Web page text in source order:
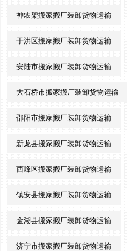
神农架搬家搬厂装卸货物运输
于洪区搬家搬厂装卸货物运输
安陆市搬家搬厂装卸货物运输
大石桥市搬家搬厂装卸货物运输
邵阳市搬家搬厂装卸货物运输
新龙县搬家搬厂装卸货物运输
西峰区搬家搬厂装卸货物运输
镇安县搬家搬厂装卸货物运输
金湖县搬家搬厂装卸货物运输
济宁市搬家搬厂装卸货物运输